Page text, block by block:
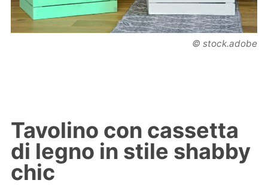
© stock.adobe
Tavolino con cassetta
di legno in stile shabby
chic